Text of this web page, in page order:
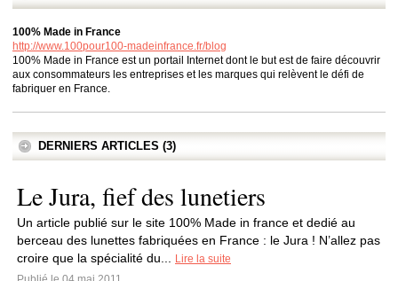
100% Made in France
http://www.100pour100-madeinfrance.fr/blog
100% Made in France est un portail Internet dont le but est de faire découvrir
aux consommateurs les entreprises et les marques qui relèvent le défi de
fabriquer en France.
DERNIERS ARTICLES (3)
Le Jura, fief des lunetiers
Un article publié sur le site 100% Made in france et dedié au
berceau des lunettes fabriquées en France : le Jura ! N’allez pas
croire que la spécialité du...
Lire la suite